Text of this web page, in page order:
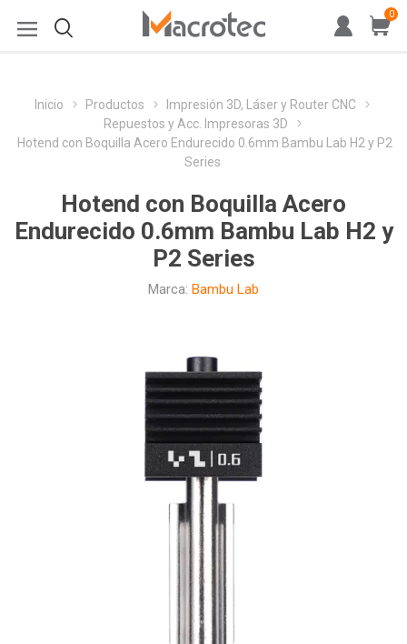
0
Inicio Productos
Impresión 3D, Láser y Router CNC
Repuestos y Acc. Impresoras 3D
Hotend con Boquilla Acero Endurecido 0.6mm Bambu Lab H2 y P2
Series
Hotend con Boquilla Acero
Endurecido 0.6mm Bambu Lab H2 y
P2 Series
Marca: Bambu Lab